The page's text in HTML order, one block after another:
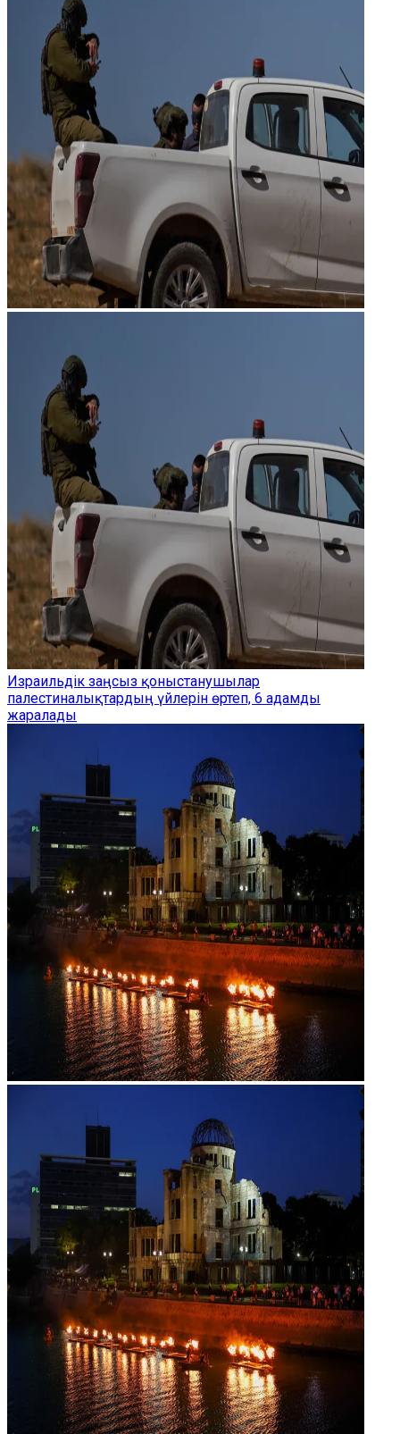
Израильдік заңсыз қоныстанушылар
палестиналықтардың үйлерін өртеп, 6 адамды
жаралады